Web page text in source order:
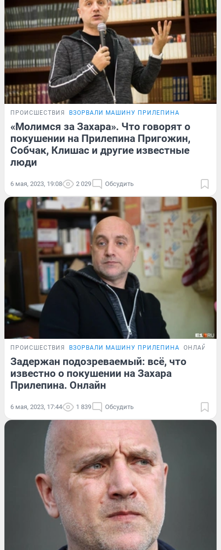
ПРОИСШЕСТВИЯ ВЗОРВАЛИ МАШИНУ ПРИЛЕПИНА
«Молимся за Захара». Что говорят о
покушении на Прилепина Пригожин,
Собчак, Клишас и другие известные
люди
6 мая, 2023, 19:08 2 029 Обсудить
ПРОИСШЕСТВИЯ ВЗОРВАЛИ МАШИНУ ПРИЛЕПИНА ОНЛАЙН-
Задержан подозреваемый: всё, что
известно о покушении на Захара
Прилепина. Онлайн
6 мая, 2023, 17:44 1 839 Обсудить